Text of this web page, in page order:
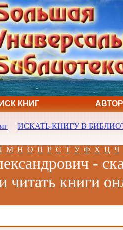
КНИГ
ИСКАТЬ КНИГУ В
М Н О П Р С Т У Ф Х Ц Ч
-
читать книги